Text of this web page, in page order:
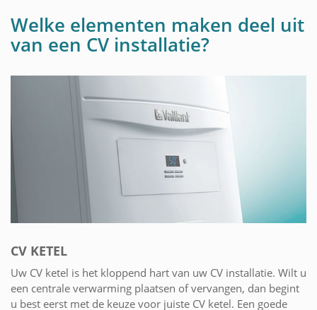
Welke elementen maken deel uit
van een CV installatie?
CV KETEL
Uw CV ketel is het kloppend hart van uw CV installatie. Wilt u
een centrale verwarming plaatsen of vervangen, dan begint
u best eerst met de keuze voor juiste CV ketel. Een goede